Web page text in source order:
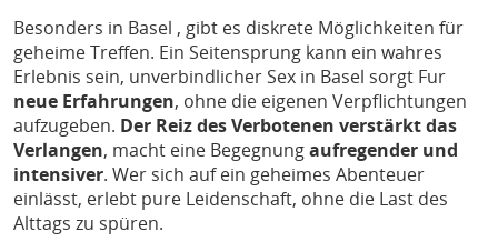
Besonders in Basel , gibt es diskrete Möglichkeiten für
geheime Treffen. Ein Seitensprung kann ein wahres
Erlebnis sein, unverbindlicher Sex in Basel sorgt Fur
neue Erfahrungen, ohne die eigenen Verpflichtungen
aufzugeben. Der Reiz des Verbotenen verstärkt das
Verlangen, macht eine Begegnungaufregender und
intensiver. Wer sich auf ein geheimes Abenteuer
einlässt, erlebt pure Leidenschaft, ohne die Last des
Alttags zu spüren.